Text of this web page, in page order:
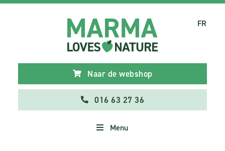
Naar de webshop
016 63 27 36
Menu
FR